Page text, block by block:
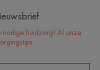
nodige huidzorg! Al onze